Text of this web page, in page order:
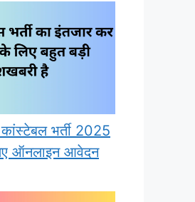
भर्ती 2025
ऑनलाइन आवेदन